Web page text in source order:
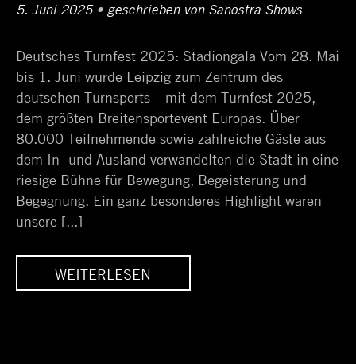
Posted
5. Juni 20256.
2025
• Author
geschrieben von Sanostra Shows
Deutsches Turnfest 2025: Stadiongala Vom 28. Mai
bis 1. Juni wurde Leipzig zum Zentrum des
deutschen Turnsports – mit dem Turnfest 2025,
dem größten Breitensportevent Europas. Über
80.000 Teilnehmende sowie zahlreiche Gäste aus
dem In- und Ausland verwandelten die Stadt in eine
riesige Bühne für Bewegung, Begeisterung und
Begegnung. Ein ganz besonderes Highlight waren
unsere [...]
WEITERLESEN